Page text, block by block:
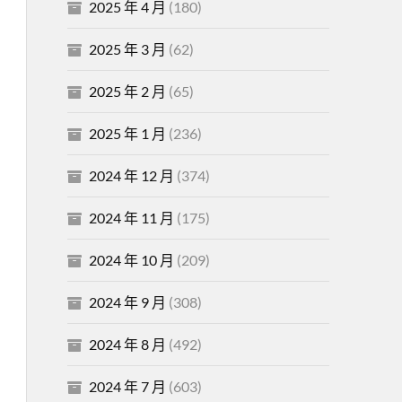
2025 年 4 月 (180)
2025 年 3 月 (62)
2025 年 2 月 (65)
2025 年 1 月 (236)
2024 年 12 月 (374)
2024 年 11 月 (175)
2024 年 10 月 (209)
2024 年 9 月 (308)
2024 年 8 月 (492)
2024 年 7 月 (603)